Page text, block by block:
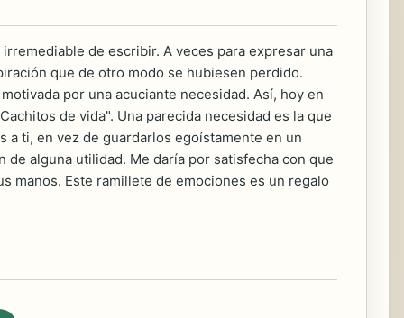
de escribir. A veces para expresar una
que de otro modo se hubiesen perdido.
por una acuciante necesidad. Así, hoy en
de vida". Una parecida necesidad es la que
ti, en vez de guardarlos egoístamente en un
alguna utilidad. Me daría por satisfecha con que
manos. Este ramillete de emociones es un regalo